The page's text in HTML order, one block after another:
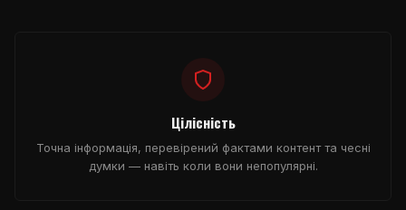
Цілісність
Точна інформація, перевірений фактами контент та чесні
думки — навіть коли вони непопулярні.